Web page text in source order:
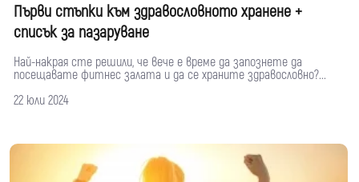
Първи стъпки към здравословното хранене +
списък за пазаруване
Най-накрая сте решили, че вече е време да запознете да
посещавате фитнес залата и да се храните здравословно?...
22 юли 2024